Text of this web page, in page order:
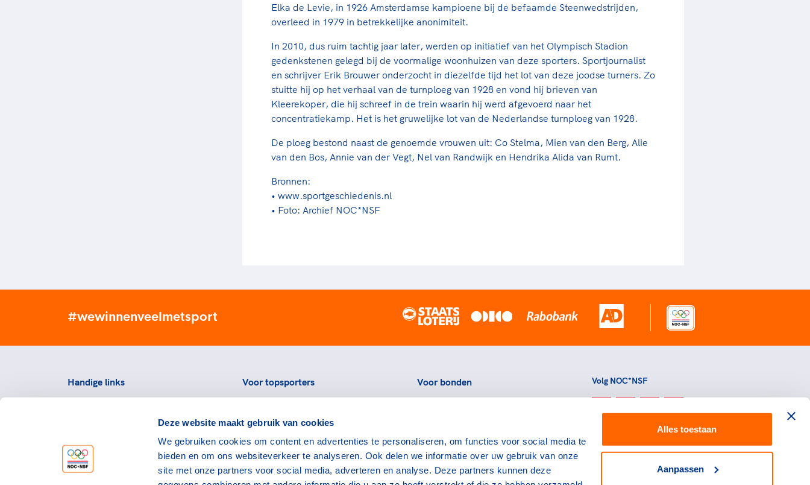
Deze website maakt gebruik van cookies
We gebruiken cookies om content en advertenties te personaliseren, om functies voor social media te
bieden en om ons websiteverkeer te analyseren. Ook delen we informatie over uw gebruik van onze
site met onze partners voor social media, adverteren en analyse. Deze partners kunnen deze
Alles toestaan
Aanpassen
Elka de Levie, in 1926 Amsterdamse kampioene bij de befaamde Steenwedstrijden,
overleed in 1979 in betrekkelijke anonimiteit.
In 2010, dus ruim tachtig jaar later, werden op initiatief van het Olympisch Stadion
gedenkstenen gelegd bij de voormalige woonhuizen van deze sporters. Sportjournalist
en schrijver Erik Brouwer onderzocht in diezelfde tijd het lot van deze joodse turners. Zo
stuitte hij op het verhaal van de turnploeg van 1928 en vond hij brieven van
Kleerekoper, die hij schreef in de trein waarin hij werd afgevoerd naar het
concentratiekamp. Het is het gruwelijke lot van de Nederlandse turnploeg van 1928.
De ploeg bestond naast de genoemde vrouwen uit: Co Stelma, Mien van den Berg, Alie
van den Bos, Annie van der Vegt, Nel van Randwijk en Hendrika Alida van Rumt.
Bronnen:
• www.sportgeschiedenis.nl
• Foto: Archief NOC*NSF
#wewinnenveelmetsport
Handige links
Werken bij NOC*NSF
Openstaande vacatures
Voor topsporters
Voorzieningen voor topsporters
Downloads en links voor
topsporters
Atletencommissie
Voor bonden
Portal
Nieuws
Volg NOC*NSF